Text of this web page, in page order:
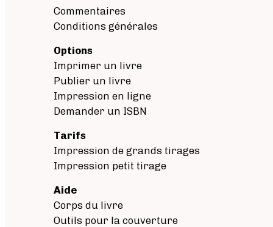
Commentaires
Conditions générales
Options
Imprimer un livre
Publier un livre
Impression en ligne
Demander un ISBN
Tarifs
Impression de grands tirages
Impression petit tirage
Aide
Corps du livre
Outils pour la couverture